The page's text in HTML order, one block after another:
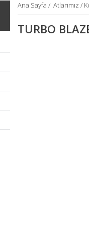
Ana Sayfa / Atlarımız /
TURBO